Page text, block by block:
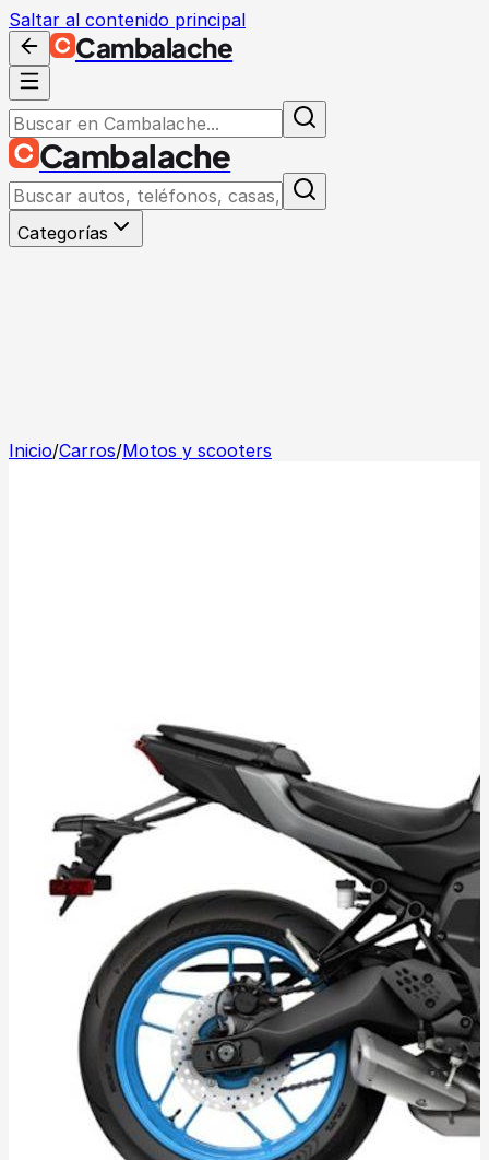
Saltar al contenido principal
Cambalache
Cambalache
Categorías
Inicio/Carros/Motos y scooters